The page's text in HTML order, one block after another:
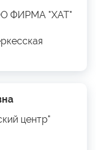
ФИРМА "ХАТ"
центр"